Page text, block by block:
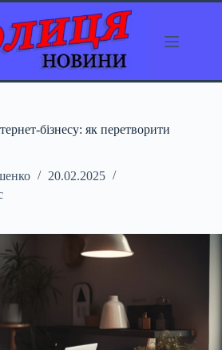
бізнесу: як перетворити
20.02.2025